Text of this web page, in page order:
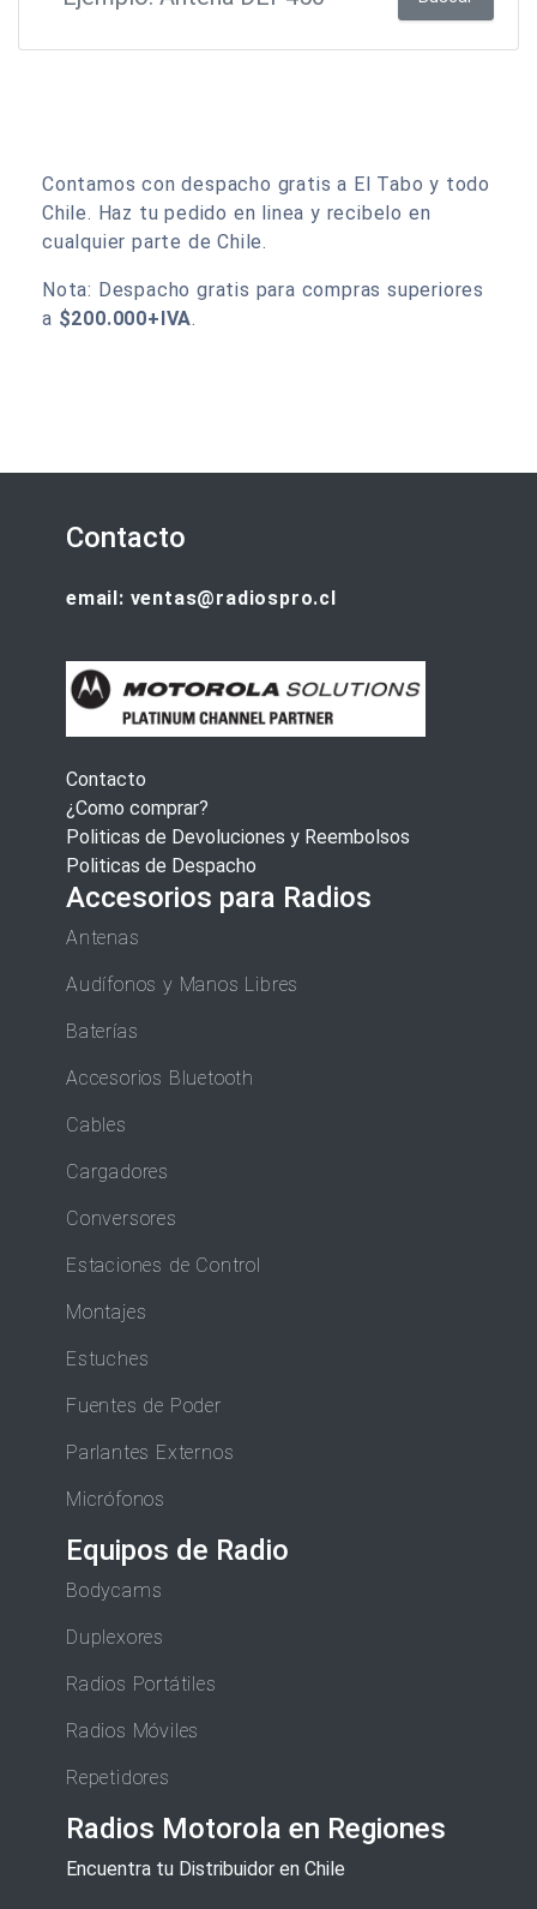
Contamos con despacho gratis a El Tabo y todo
Chile. Haz tu pedido en linea y recibelo en
cualquier parte de Chile.
Nota: Despacho gratis para compras superiores
a $200.000+IVA.
Contacto
email: ventas@radiospro.cl
Contacto
¿Como comprar?
Politicas de Devoluciones y Reembolsos
Politicas de Despacho
Accesorios para Radios
Antenas
Audífonos y Manos Libres
Baterías
Accesorios Bluetooth
Cables
Cargadores
Conversores
Estaciones de Control
Montajes
Estuches
Fuentes de Poder
Parlantes Externos
Micrófonos
Equipos de Radio
Bodycams
Duplexores
Radios Portátiles
Radios Móviles
Repetidores
Radios Motorola en Regiones
Encuentra tu Distribuidor en Chile